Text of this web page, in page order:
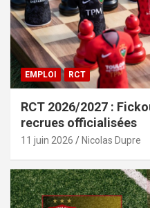
EMPLOI RCT
RCT 2026/2027 :
recrues officialisées
11 juin 2026 Nicolas Dupre